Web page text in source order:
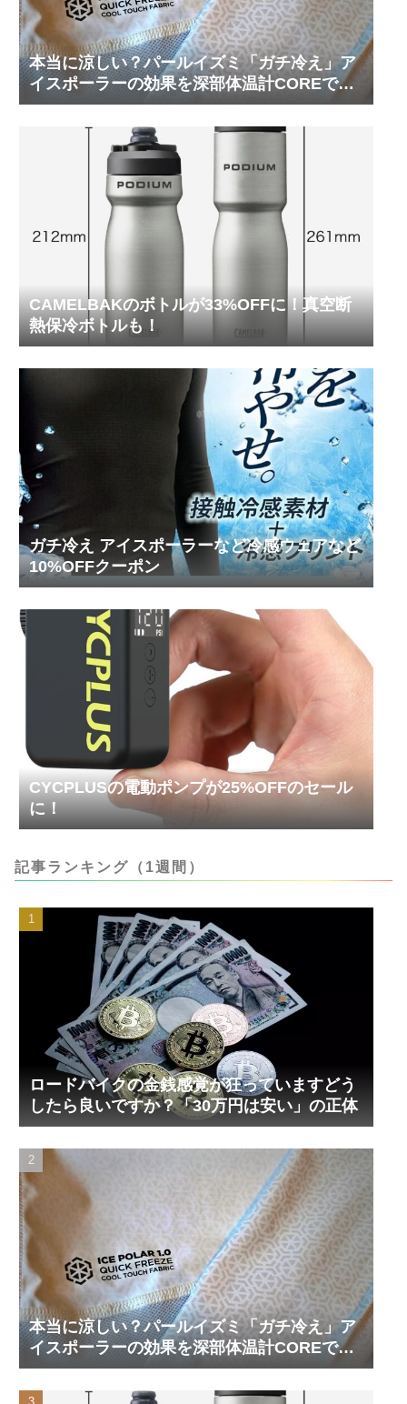
本当に涼しい？パールイズミ「ガチ冷え」ア
イスポーラーの効果を深部体温計COREで測
ってみた
CAMELBAKのボトルが33%OFFに！真空断
熱保冷ボトルも！
ガチ冷え アイスポーラーなど冷感ウェアなど
10%OFFクーポン
CYCPLUSの電動ポンプが25%OFFのセール
に！
記事ランキング（1週間）
ロードバイクの金銭感覚が狂っていますどう
したら良いですか？「30万円は安い」の正体
本当に涼しい？パールイズミ「ガチ冷え」ア
イスポーラーの効果を深部体温計COREで測
ってみた